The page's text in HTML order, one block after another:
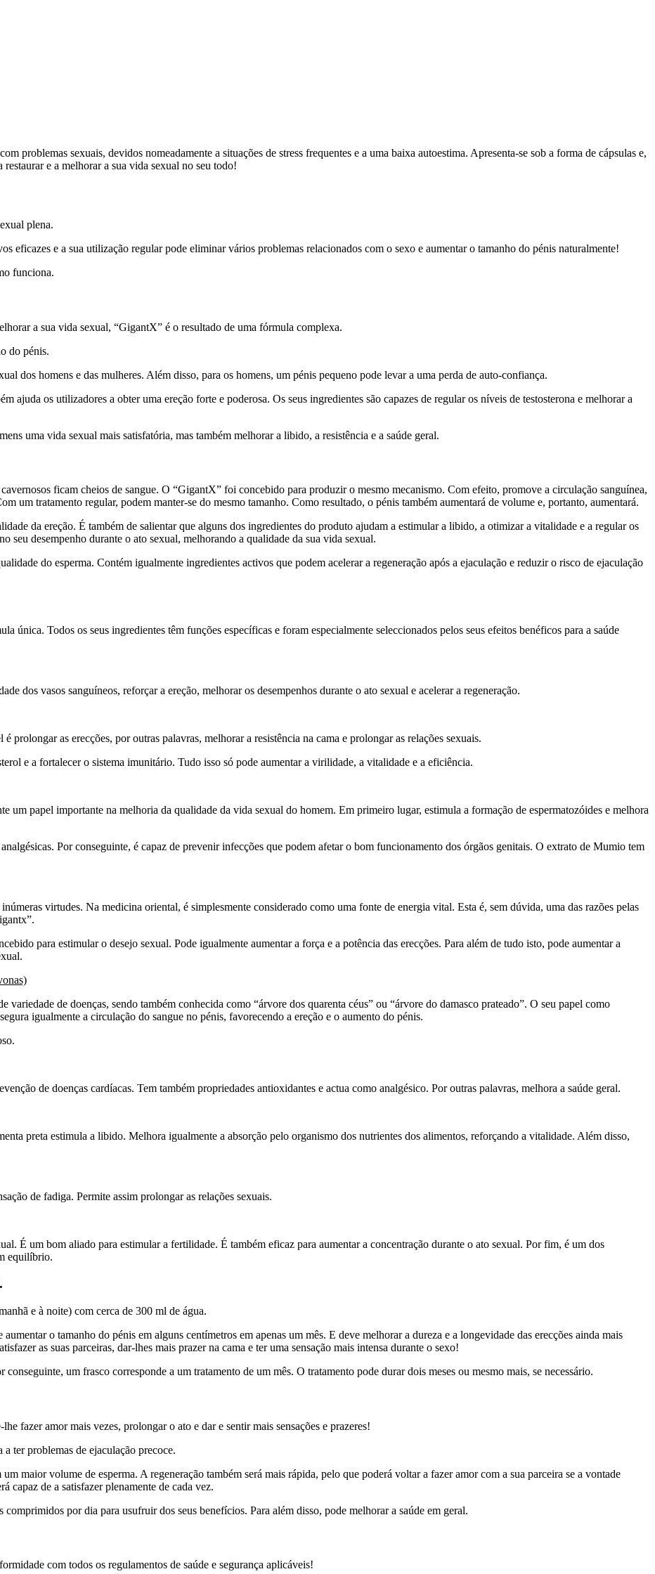
problemas sexuais, devidos nomeadamente a situações de stress frequentes e a uma baixa autoestima. Apresenta-se sob a forma de cápsulas e,
e a melhorar a sua vida sexual no seu todo!
plena.
eficazes e a sua utilização regular pode eliminar vários problemas relacionados com o sexo e aumentar o tamanho do pénis naturalmente!
funciona.
a sua vida sexual, “GigantX” é o resultado de uma fórmula complexa.
do pénis.
dos homens e das mulheres. Além disso, para os homens, um pénis pequeno pode levar a uma perda de auto-confiança.
ajuda os utilizadores a obter uma ereção forte e poderosa. Os seus ingredientes são capazes de regular os níveis de testosterona e melhorar a
uma vida sexual mais satisfatória, mas também melhorar a libido, a resistência e a saúde geral.
ficam cheios de sangue. O “GigantX” foi concebido para produzir o mesmo mecanismo. Com efeito, promove a circulação sanguínea,
um tratamento regular, podem manter-se do mesmo tamanho. Como resultado, o pénis também aumentará de volume e, portanto, aumentará.
da ereção. É também de salientar que alguns dos ingredientes do produto ajudam a estimular a libido, a otimizar a vitalidade e a regular os
seu desempenho durante o ato sexual, melhorando a qualidade da sua vida sexual.
do esperma. Contém igualmente ingredientes activos que podem acelerar a regeneração após a ejaculação e reduzir o risco de ejaculação
única. Todos os seus ingredientes têm funções específicas e foram especialmente seleccionados pelos seus efeitos benéficos para a saúde
dos vasos sanguíneos, reforçar a ereção, melhorar os desempenhos durante o ato sexual e acelerar a regeneração.
prolongar as erecções, por outras palavras, melhorar a resistência na cama e prolongar as relações sexuais.
e a fortalecer o sistema imunitário. Tudo isso só pode aumentar a virilidade, a vitalidade e a eficiência.
um papel importante na melhoria da qualidade da vida sexual do homem. Em primeiro lugar, estimula a formação de espermatozóides e melhora
Por conseguinte, é capaz de prevenir infecções que podem afetar o bom funcionamento dos órgãos genitais. O extrato de Mumio tem
virtudes. Na medicina oriental, é simplesmente considerado como uma fonte de energia vital. Esta é, sem dúvida, uma das razões pelas
para estimular o desejo sexual. Pode igualmente aumentar a força e a potência das erecções. Para além de tudo isto, pode aumentar a
de doenças, sendo também conhecida como “árvore dos quarenta céus” ou “árvore do damasco prateado”. O seu papel como
igualmente a circulação do sangue no pénis, favorecendo a ereção e o aumento do pénis.
de doenças cardíacas. Tem também propriedades antioxidantes e actua como analgésico. Por outras palavras, melhora a saúde geral.
preta estimula a libido. Melhora igualmente a absorção pelo organismo dos nutrientes dos alimentos, reforçando a vitalidade. Além disso,
de fadiga. Permite assim prolongar as relações sexuais.
É um bom aliado para estimular a fertilidade. É também eficaz para aumentar a concentração durante o ato sexual. Por fim, é um dos
equilíbrio.
e à noite) com cerca de 300 ml de água.
o tamanho do pénis em alguns centímetros em apenas um mês. E deve melhorar a dureza e a longevidade das erecções ainda mais
as suas parceiras, dar-lhes mais prazer na cama e ter uma sensação mais intensa durante o sexo!
um frasco corresponde a um tratamento de um mês. O tratamento pode durar dois meses ou mesmo mais, se necessário.
fazer amor mais vezes, prolongar o ato e dar e sentir mais sensações e prazeres!
ter problemas de ejaculação precoce.
maior volume de esperma. A regeneração também será mais rápida, pelo que poderá voltar a fazer amor com a sua parceira se a vontade
capaz de a satisfazer plenamente de cada vez.
por dia para usufruir dos seus benefícios. Para além disso, pode melhorar a saúde em geral.
com todos os regulamentos de saúde e segurança aplicáveis!